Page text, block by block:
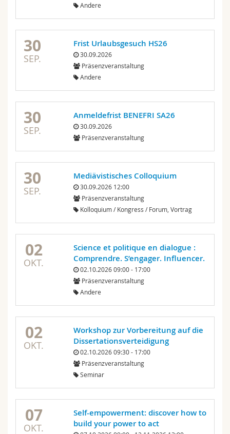
Andere
30
SEP.
Frist Urlaubsgesuch HS26
30.09.2026
Präsenzveranstaltung
Andere
30
SEP.
Anmeldefrist BENEFRI SA26
30.09.2026
Präsenzveranstaltung
30
SEP.
Mediävistisches Colloquium
30.09.2026 12:00
Präsenzveranstaltung
Kolloquium / Kongress / Forum, Vortrag
02
OKT.
Science et politique en dialogue :
Comprendre. S’engager. Influencer.
02.10.2026 09:00 - 17:00
Präsenzveranstaltung
Andere
02
OKT.
Workshop zur Vorbereitung auf die
Dissertationsverteidigung
02.10.2026 09:30 - 17:00
Präsenzveranstaltung
Seminar
07
OKT.
Self-empowerment: discover how to
build your power to act